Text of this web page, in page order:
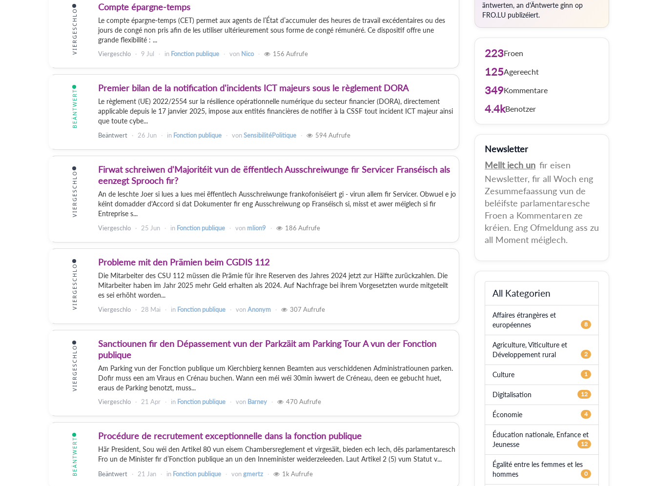
VIERGESCHLO
Compte épargne-temps
Le compte épargne-temps (CET) permet aux agents de l’État d’accumuler des heures de travail excédentaires ou des
jours de congé non pris afin de les utiliser ultérieurement sous forme de congé rémunéré. Ce dispositif offre une
grande flexibilité : ...
Viergeschlo 9 Jul in Fonction publique von Nico 156 Aufrufe
BEÄNTWERT
Premier bilan de la notification d'incidents ICT majeurs sous le règlement DORA
Le règlement (UE) 2022/2554 sur la résilience opérationnelle numérique du secteur financier (DORA), directement
applicable depuis le 17 janvier 2025, impose aux entités financières de notifier à la CSSF tout incident ICT majeur ainsi
que toute cybe...
Beäntwert 26 Jun in Fonction publique vonSensibilitéPolitique 594 Aufrufe
VIERGESCHLO
Firwat schreiwen d'Majoritéit vun de ëffentlech Ausschreiwunge fir Servicer Franséisch als
eenzegt Sprooch fir?
An de leschte Joer si lues a lues mei ëffentlech Ausschreiwunge frankofoniséiert gi - virun allem fir Servicer. Obwuel e jo
kéint domadder d'Accord si dat Dokumenter fir eng Ausschreiwung op Franséisch si, misst et awer méiglech si fir
Entreprise s...
Viergeschlo 25 Jun in Fonction publique von mlion9 186 Aufrufe
VIERGESCHLO
Probleme mit den Prämien beim CGDIS 112
Die Mitarbeiter des CSU 112 müssen die Prämie für ihre Reserven des Jahres 2024 jetzt zur Hälfte zurückzahlen. Die
Mitarbeiter haben im Jahr 2025 mehr Geld erhalten als 2024. Auf Nachfrage bei ihrem Vorgesetzten wurde mitgeteilt
es sei erhöht worden...
Viergeschlo 28 Mai in Fonction publique vonAnonym 307 Aufrufe
VIERGESCHLO
Sanctiounen fir den Dépassement vun der Parkzäit am Parking Tour A vun der Fonction
publique
Am Parking vun der Fonction publique um Kierchbierg kennen Beamten aus verschiddenen Administratiounen parken.
Dofir muss een am Viraus en Crénau buchen. Wann een méi wéi 30min iwwert de Créneau, deen ee gebucht huet,
eraus de Parking benotzt, muss...
Viergeschlo 21 Apr in Fonction publique von Barney 470 Aufrufe
BEÄNTWERT
Procédure de recrutement exceptionnelle dans la fonction publique
Här President, Sou wéi den Artikel 80 vun eisem Chambersreglement et virgesäit, bieden ech Iech, dës parlamentaresch
Fro un de Minister fir d’Fonction publique an un den Inneminister weiderzeleeden. Laut Artikel 2 (5) vum Statut v...
Beäntwert 21 Jan in Fonction publique vongmertz 1k Aufrufe
äntwerten, an d'Äntwerte ginn op
FRO.LU publizéiert.
223Froen
125Agereecht
349Kommentare
4.4kBenotzer
Newsletter
Mellt iech un fir eisen
Newsletter, fir all Woch eng
Zesummefaassung vun de
beléifste parlamentaresche
Froen a Kommentaren ze
kréien. Eng Ofmeldung ass zu
all Moment méiglech.
All Kategorien
Affaires étrangères et
européennes
8
Agriculture, Viticulture et
Développement rural
2
Culture 1
Digitalisation 12
Économie 4
Éducation nationale, Enfance et
Jeunesse
12
Égalité entre les femmes et les
hommes
0